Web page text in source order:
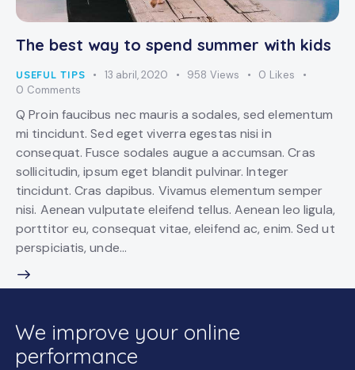
The best way to spend summer with kids
USEFUL TIPS 13 abril, 2020 958 Views 0 Likes
0 Comments
Q Proin faucibus nec mauris a sodales, sed elementum
mi tincidunt. Sed eget viverra egestas nisi in
consequat. Fusce sodales augue a accumsan. Cras
sollicitudin, ipsum eget blandit pulvinar. Integer
tincidunt. Cras dapibus. Vivamus elementum semper
nisi. Aenean vulputate eleifend tellus. Aenean leo ligula,
porttitor eu, consequat vitae, eleifend ac, enim. Sed ut
perspiciatis, unde…
We improve your online
performance